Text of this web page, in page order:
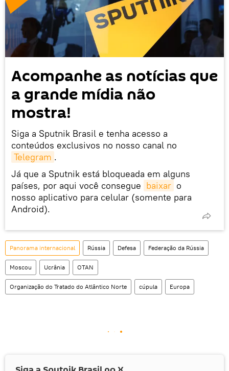
Acompanhe as notícias que
a grande mídia não
mostra!
Siga a Sputnik Brasil e tenha acesso a
conteúdos exclusivos no nosso canal no
Telegram .
Já que a Sputnik está bloqueada em alguns
países, por aqui você consegue baixar o
nosso aplicativo para celular (somente para
Android).
Panorama internacional Rússia Defesa Federação da Rússia
Moscou Ucrânia OTAN
Organização do Tratado do Atlântico Norte cúpula Europa